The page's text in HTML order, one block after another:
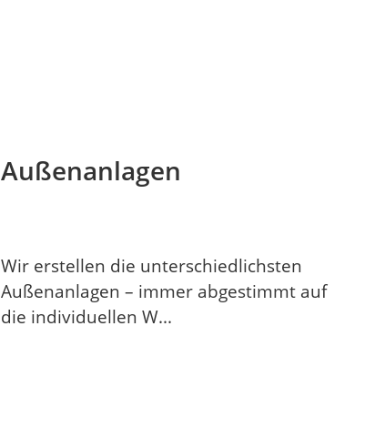
Außenanlagen
Wir erstellen die unterschiedlichsten
Außenanlagen – immer abgestimmt auf
die individuellen W...